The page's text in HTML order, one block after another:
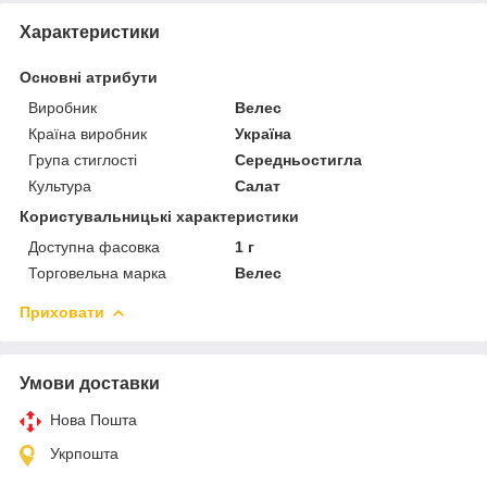
Характеристики
Основні атрибути
Виробник
Велес
Країна виробник
Україна
Група стиглості
Середньостигла
Культура
Салат
Користувальницькі характеристики
Доступна фасовка
1 г
Торговельна марка
Велес
Приховати
Умови доставки
Нова Пошта
Укрпошта